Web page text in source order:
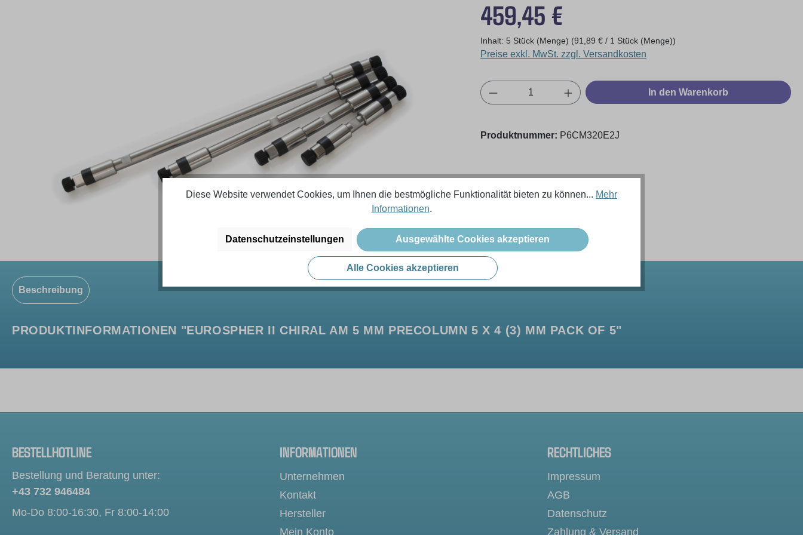
459,45 €
Inhalt: 5 Stück (Menge) (91,89 € / 1 Stück (Menge))
Preise exkl. MwSt. zzgl. Versandkosten
Produkt Anzahl: Gib den gewünschten Wert ein
In den Warenkorb
Produktnummer: P6CM320E2J
Beschreibung
PRODUKTINFORMATIONEN "EUROSPHER II CHIRAL AM 5 ΜM PRECOLUMN 5 X 4 (3) MM PACK OF 5"
BESTELLHOTLINE
Bestellung und Beratung unter:
+43 732 946484
Mo-Do 8:00-16:30, Fr 8:00-14:00
INFORMATIONEN
Unternehmen
Kontakt
Hersteller
Mein Konto
RECHTLICHES
Impressum
AGB
Datenschutz
Zahlung & Versand
Diese Website verwendet Cookies, um Ihnen die bestmögliche Funktionalität bieten zu können... Mehr
Informationen.
Datenschutzeinstellungen Ausgewählte Cookies akzeptieren
Alle Cookies akzeptieren